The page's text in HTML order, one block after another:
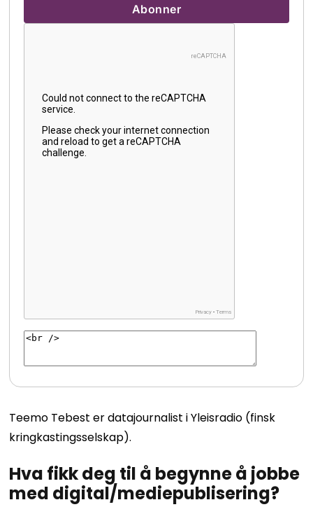
Teemo Tebest er datajournalist i Yleisradio (finsk
kringkastingsselskap).
Hva fikk deg til å begynne å jobbe
med digital/mediepublisering?